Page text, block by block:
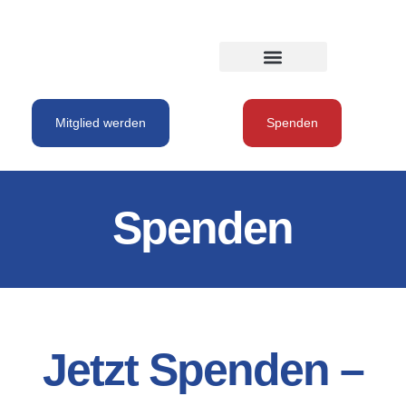
Mitglied werden Spenden
Spenden
Jetzt Spenden –